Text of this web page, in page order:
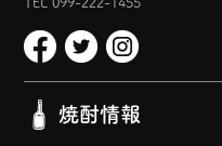
焼酎情報